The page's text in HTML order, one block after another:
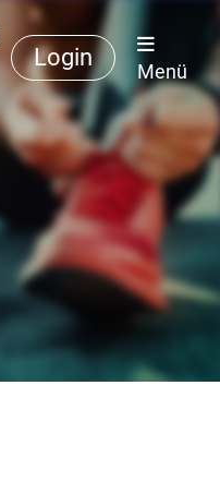
Login
Menü